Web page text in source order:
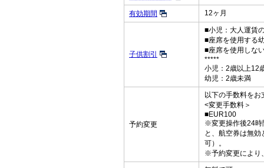
有効期間 12ヶ月
子供割引
■小児：大人運賃
■座席を使用する
■座席を使用しな
*****
小児：2歳以上12
幼児：2歳未満
予約変更
以下の手数料を
<変更手数料＞
■EUR100
※変更操作後24時
と、航空券は無
可）。
※予約変更により